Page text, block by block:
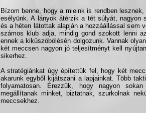
Bízom benne, hogy a mieink is rendben
esélyünk. A lányok átérzik a tét súlyát, nagyon
és a héten látottak alapján a hozzáállással sem
számos klub adja, mindig gond szokott lenni
ennek a kiküszöbölésén dolgozunk. Vannak
két meccsen nagyon jó teljesítményt kell
sikerhez.
A stratégiánkat úgy építettük fel, hogy két
akarunk egyből kijátszani a lapjainkat. Több
folyamatosan. Érezzük, hogy nagyon
megállítanak minket, biztatnak, szurkolnak
meccsekhez.